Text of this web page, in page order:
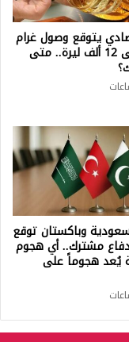
يتوقع وصول غرام
الذهب إلى 12 ألف ليرة.. متى
وباكستان توقع
مشترك.. أي هجوم
يُعد هجوماً على